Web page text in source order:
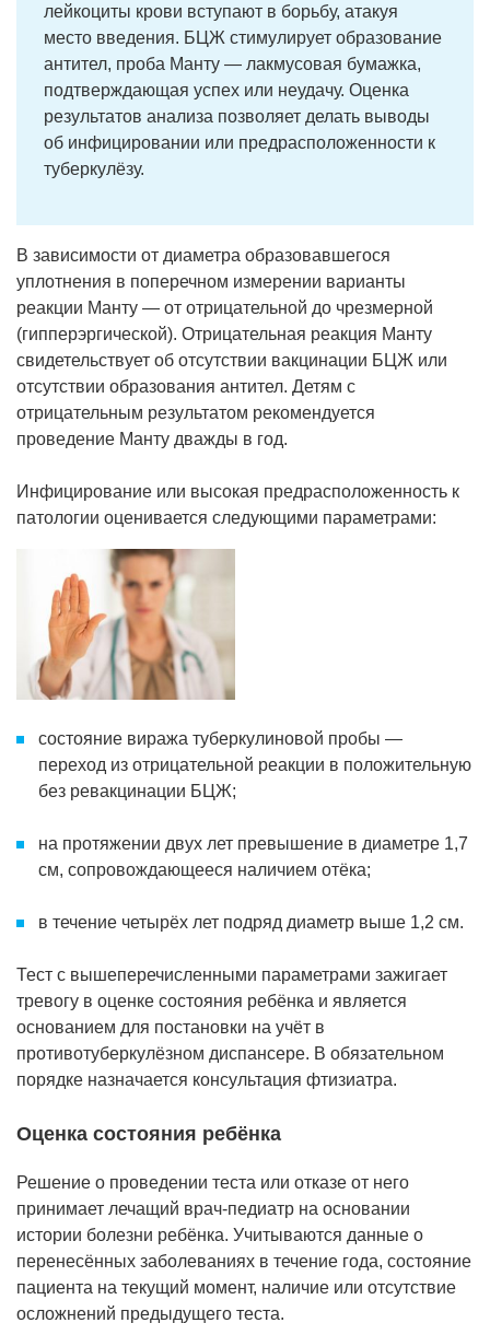
лейкоциты крови вступают в борьбу, атакуя
место введения. БЦЖ стимулирует образование
антител, проба Манту — лакмусовая бумажка,
подтверждающая успех или неудачу. Оценка
результатов анализа позволяет делать выводы
об инфицировании или предрасположенности к
туберкулёзу.
В зависимости от диаметра образовавшегося
уплотнения в поперечном измерении варианты
реакции Манту — от отрицательной до чрезмерной
(гипперэргической). Отрицательная реакция Манту
свидетельствует об отсутствии вакцинации БЦЖ или
отсутствии образования антител. Детям с
отрицательным результатом рекомендуется
проведение Манту дважды в год.
Инфицирование или высокая предрасположенность к
патологии оценивается следующими параметрами:
состояние виража туберкулиновой пробы —
переход из отрицательной реакции в положительную
без ревакцинации БЦЖ;
на протяжении двух лет превышение в диаметре 1,7
см, сопровождающееся наличием отёка;
в течение четырёх лет подряд диаметр выше 1,2 см.
Тест с вышеперечисленными параметрами зажигает
тревогу в оценке состояния ребёнка и является
основанием для постановки на учёт в
противотуберкулёзном диспансере. В обязательном
порядке назначается консультация фтизиатра.
Оценка состояния ребёнка
Решение о проведении теста или отказе от него
принимает лечащий врач-педиатр на основании
истории болезни ребёнка. Учитываются данные о
перенесённых заболеваниях в течение года, состояние
пациента на текущий момент, наличие или отсутствие
осложнений предыдущего теста.